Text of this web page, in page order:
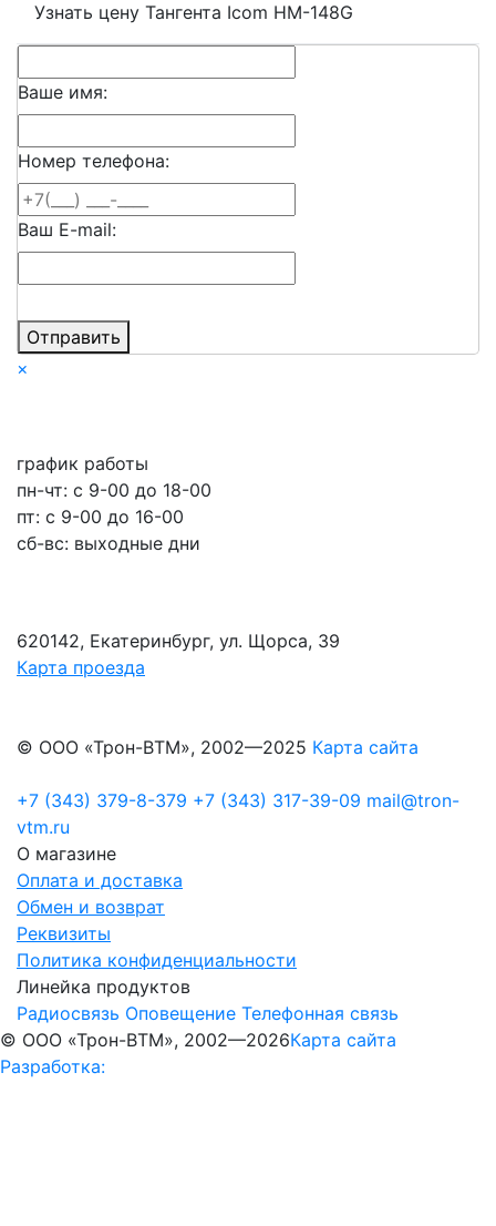
Узнать цену Тангента Icom HM-148G
Ваше имя:
Номер телефона:
Ваш E-mail:
Отправить
×
график работы
пн-чт: c 9-00 до 18-00
пт: с 9-00 до 16-00
сб-вс: выходные дни
620142, Екатеринбург, ул. Щорса, 39
Карта проезда
© ООО «Трон-ВТМ», 2002—2025 Карта сайта
+7 (343) 379-8-379 +7 (343) 317-39-09 mail@tron-
vtm.ru
О магазине
Оплата и доставка
Обмен и возврат
Реквизиты
Политика конфиденциальности
Линейка продуктов
Радиосвязь Оповещение Телефонная связь
© ООО «Трон-ВТМ», 2002—2026Карта сайта
Разработка: